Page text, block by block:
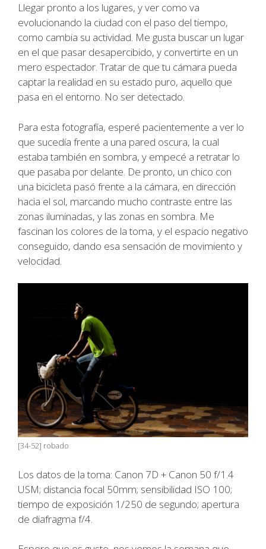
Llegar pronto a los lugares, y ver como va
evolucionando la ciudad con el paso del tiempo,
como cambia su actividad. Me gusta buscar un lugar
en el que pasar desapercibido, y convertirte en un
mero espectador. Tratar de que tu cámara pueda
captar la realidad en su estado puro, aquello que
pasa en el entorno. No ser detectado.
Para esta fotografía, esperé pacientemente a ver lo
que sucedía frente a una pared oscura, la cual
estaba también en sombra, y empecé a retratar lo
que pasaba por delante. De pronto, un chico con
una bicicleta pasó frente a la cámara, en dirección
hacia el sol, marcando mucho contraste entre las
zonas iluminadas, y las zonas en sombra. Me
fascinan los colores de la toma, y el espacio negativo
conseguido, dando esa sensación de movimiento y
velocidad.
[34-52] robado
Los datos de la toma: Canon 7D + Canon 50 f/1.4
USM; distancia focal 50mm; sensibilidad ISO 100;
tiempo de exposición 1/250 de segundo; apertura
de diafragma f/4.